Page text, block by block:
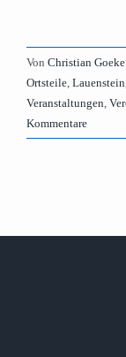
Von Christian Goeke
Ortsteile, Lauenstein
Veranstaltungen,
Kommentare